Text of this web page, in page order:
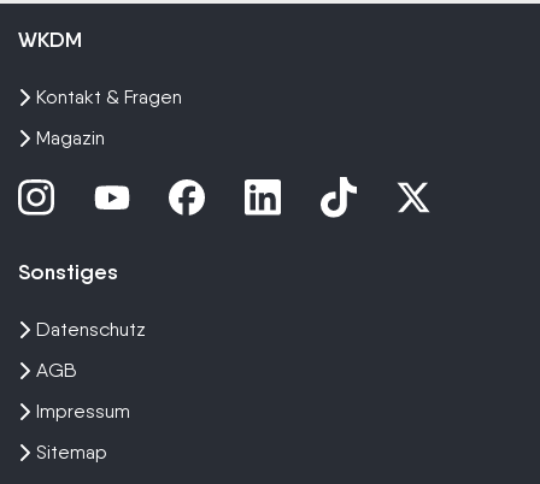
WKDM
Kontakt & Fragen
Magazin
Sonstiges
Datenschutz
AGB
Impressum
Sitemap